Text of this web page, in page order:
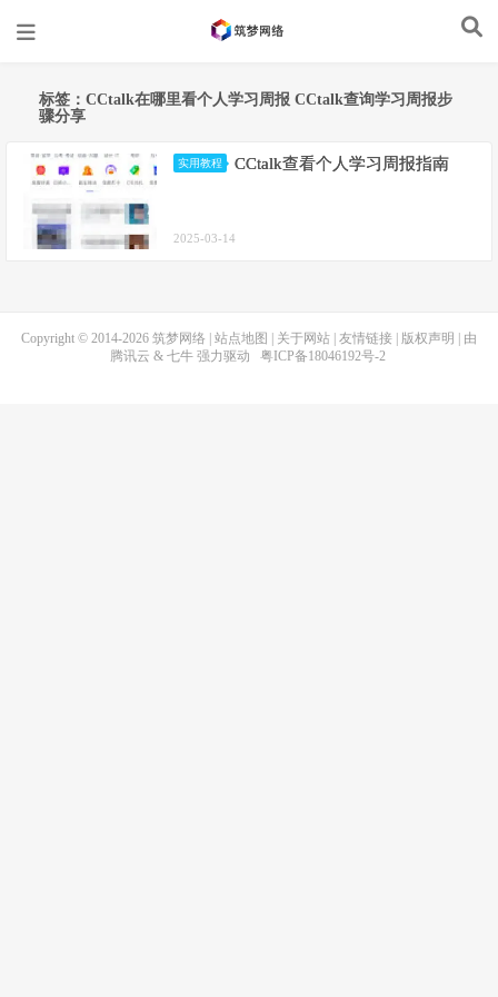
标签：CCtalk在哪里看个人学习周报 CCtalk查询学习周报步
骤分享
实用教程 CCtalk查看个人学习周报指南
2025-03-14
Copyright © 2014-2026 筑梦网络 站点地图 关于网站 友情链接 版权声明
| 由
腾讯云 & 七牛强力驱动 粤ICP备18046192号-2